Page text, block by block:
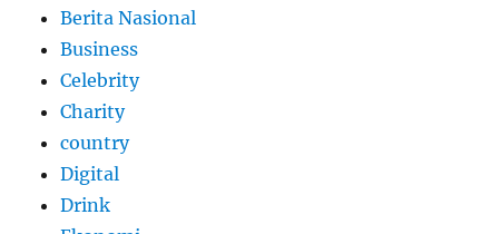
Berita Nasional
Business
Celebrity
Charity
country
Digital
Drink